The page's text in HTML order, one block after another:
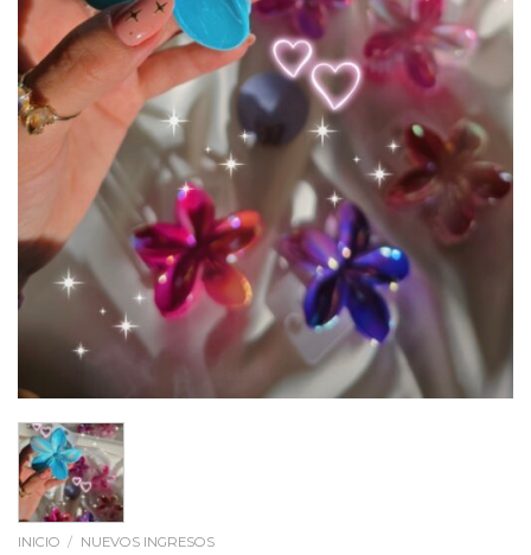
INICIO / NUEVOS INGRESOS